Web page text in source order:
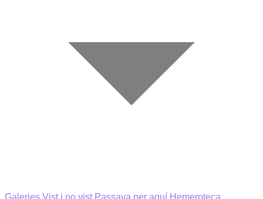
Galeries Vist i no vist Passava per aquí Hemeroteca